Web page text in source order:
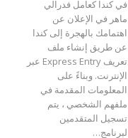
في كندا كعامل فدرالي
ماهر في الإعلان عن
اهتمامك بالهجرة إلى كندا
عن طريق إنشاء ملف
تعريف Express Entry عبر
الإنترنت. وبناءً على
المعلومات المقدمة في
ملفهم الشخصي ، يتم
تسجيل المتقدمين
لبرنامج…